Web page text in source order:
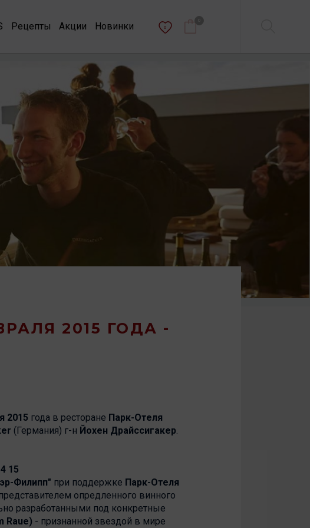
Рецепты Акции Новинки 0
2015 ГОДА -
2015 года в ресторане Парк-Отеля
(Германия) г-н Йохен Драйссигакер.
15
Филипп" при поддержке Парк-Отеля
опредленного винного
разработанными под конкретные
Raue) - признанной звездой в мире